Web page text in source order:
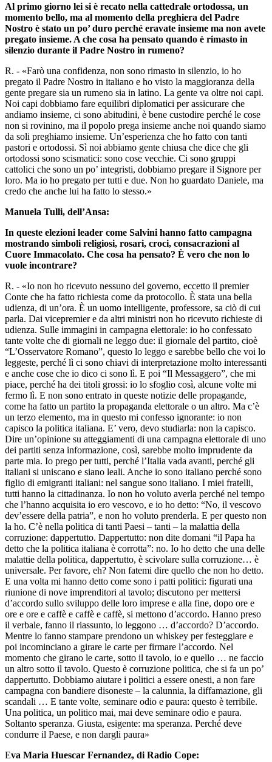
Al primo giorno lei si è recato nella cattedrale ortodossa, un
momento bello, ma al momento della preghiera del Padre
Nostro è stato un po’ duro perché eravate insieme ma non avete
pregato insieme. A che cosa ha pensato quando è rimasto in
silenzio durante il Padre Nostro in rumeno?
R. - «Farò una confidenza, non sono rimasto in silenzio, io ho
pregato il Padre Nostro in italiano e ho visto la maggioranza della
gente pregare sia un rumeno sia in latino. La gente va oltre noi capi.
Noi capi dobbiamo fare equilibri diplomatici per assicurare che
andiamo insieme, ci sono abitudini, è bene custodire perché le cose
non si rovinino, ma il popolo prega insieme anche noi quando siamo
da soli preghiamo insieme. Un’esperienza che ho fatto con tanti
pastori e ortodossi. Sì noi abbiamo gente chiusa che dice che gli
ortodossi sono scismatici: sono cose vecchie. Ci sono gruppi
cattolici che sono un po’ integristi, dobbiamo pregare il Signore per
loro. Ma io ho pregato per tutti e due. Non ho guardato Daniele, ma
credo che anche lui ha fatto lo stesso.»
Manuela Tulli, dell’Ansa:
In queste elezioni leader come Salvini hanno fatto campagna
mostrando simboli religiosi, rosari, croci, consacrazioni al
Cuore Immacolato. Che cosa ha pensato? È vero che non lo
vuole incontrare?
R. - «Io non ho ricevuto nessuno del governo, eccetto il premier
Conte che ha fatto richiesta come da protocollo. È stata una bella
udienza, di un’ora. È un uomo intelligente, professore, sa ciò di cui
parla. Dai vicepremier e da altri ministri non ho ricevuto richieste di
udienza. Sulle immagini in campagna elettorale: io ho confessato
tante volte che di giornali ne leggo due: il giornale del partito, cioè
“L’Osservatore Romano”, questo lo leggo e sarebbe bello che voi lo
leggeste, perché lì ci sono chiavi di interpretazione molto interessanti
e anche cose che io dico ci sono lì. E poi “Il Messaggero”, che mi
piace, perché ha dei titoli grossi: io lo sfoglio così, alcune volte mi
fermo lì. E non sono entrato in queste notizie delle propagande,
come ha fatto un partito la propaganda elettorale o un altro. Ma c’è
un terzo elemento, ma in questo mi confesso ignorante: io non
capisco la politica italiana. E’ vero, devo studiarla: non la capisco.
Dire un’opinione su atteggiamenti di una campagna elettorale di uno
dei partiti senza informazione, così, sarebbe molto imprudente da
parte mia. Io prego per tutti, perché l’Italia vada avanti, perché gli
italiani si uniscano e siano leali. Anche io sono italiano perché sono
figlio di emigranti italiani: nel sangue sono italiano. I miei fratelli,
tutti hanno la cittadinanza. Io non ho voluto averla perché nel tempo
che l’hanno acquisita io ero vescovo, e io ho detto: “No, il vescovo
dev’essere della patria”, e non ho voluto prenderla. E per questo non
la ho. C’è nella politica di tanti Paesi – tanti – la malattia della
corruzione: dappertutto. Dappertutto: non dite domani “il Papa ha
detto che la politica italiana è corrotta”: no. Io ho detto che una delle
malattie della politica, dappertutto, è scivolare sulla corruzione… è
universale. Per favore, eh? Non fatemi dire quello che non ho detto.
E una volta mi hanno detto come sono i patti politici: figurati una
riunione di nove imprenditori al tavolo; discutono per mettersi
d’accordo sullo sviluppo delle loro imprese e alla fine, dopo ore e
ore e ore e caffè e caffè e caffè, si mettono d’accordo. Hanno preso
il verbale, fanno il riassunto, lo leggono … d’accordo? D’accordo.
Mentre lo fanno stampare prendono un whiskey per festeggiare e
poi incominciano a girare le carte per firmare l’accordo. Nel
momento che girano le carte, sotto il tavolo, io e quello … ne faccio
un altro sotto il tavolo. Questo è corruzione politica, che si fa un po’
dappertutto. Dobbiamo aiutare i politici a essere onesti, a non fare
campagna con bandiere disoneste – la calunnia, la diffamazione, gli
scandali … E tante volte, seminare odio e paura: questo è terribile.
Una politica, un politico mai, mai deve seminare odio e paura.
Soltanto speranza. Giusta, esigente: ma speranza. Perché deve
condurre il Paese, e non dargli paura»
Eva Maria Huescar Fernandez, di Radio Cope: